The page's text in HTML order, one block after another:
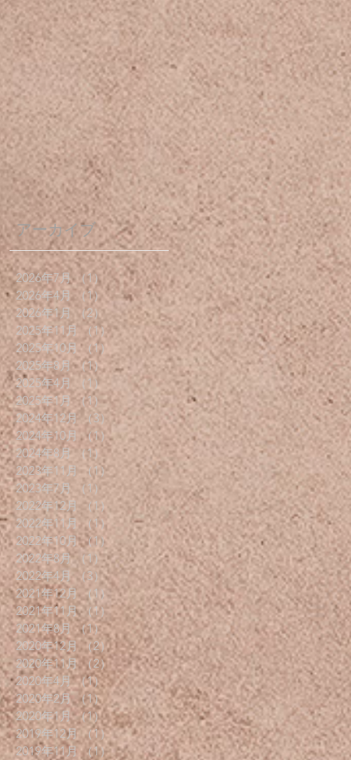
アーカイブ
2026年7月 （1）1件の記事
2026年4月
（1） 1件の記事
2026年1月 （2） 2件の記事
2025年11月 （1）1件の記事
2025年10月 （1）
1件の記事
2025年8月 （1）1件の記事
2025年4月
（1） 1件の記事
2025年1月 （1）1件の記事
2024年12月
（3） 3件の記事
2024年10月 （1）1件の記事
2024年8月
（1）
1件の記事
2023年11月 （1）1件の記事
2023年7月
（1） 1件の記事
2022年12月
（1） 1件の記事
2022年11月
（1）
1件の記事
2022年10月 （1）
1件の記事
2022年8月 （1）1件の記事
2022年4月 （3）3件の記事
2021年12月
（1） 1件の記事
2021年11月 （1）1件の記事
2021年8月 （1） 1件の記事
2020年12月 （2）2件の記事
2020年11月 （2）2件の記事
2020年4月 （1）1件の記事
2020年2月 （1） 1件の記事
2020年1月 （1）1件の記事
2019年12月 （1）1件の記事
2019年11月 （1）1件の記事